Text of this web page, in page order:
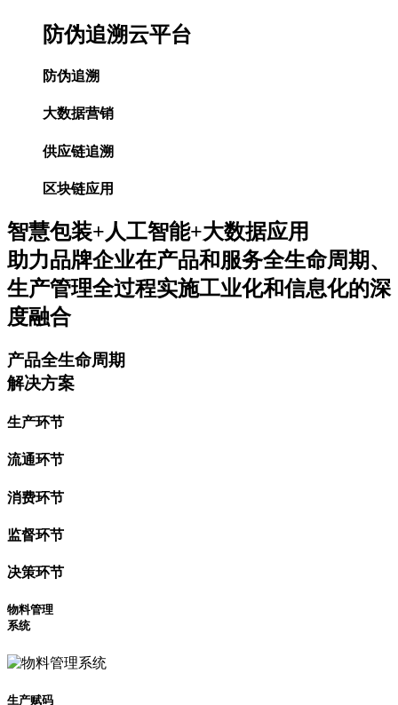
防伪追溯云平台
防伪追溯
大数据营销
供应链追溯
区块链应用
智慧包装+人工智能+大数据应用
助力品牌企业在产品和服务全生命周期、
生产管理全过程实施工业化和信息化的深
度融合
产品全生命周期
解决方案
生产环节
流通环节
消费环节
监督环节
决策环节
物料管理
系统
生产赋码